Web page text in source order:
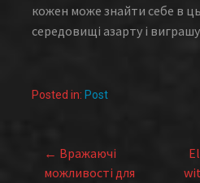
кожен може знайти себе в
середовищі азарту і
Posted in: Post
Post
← Вражаючі
можливості для